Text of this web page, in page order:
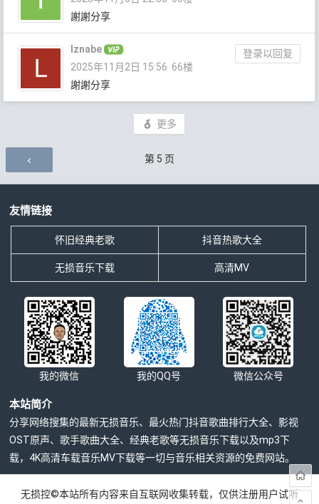
謝謝分享
lznabe
登录以回复
2025年11月2日 15:56 66楼
謝謝分享
更多
评论导航 第 5 页
友情链接
怀旧经典老歌 抖音热歌大全
无损音乐下载 高清MV
我的微信 我的QQ号 微信公众号
本站简介
分享网络搜集的最新无损音乐、最火热门抖音歌曲排行大全、影视
OST原声、歌手歌曲大全、经典老歌等无损音乐下载以及mp3下
载，4K高清车载音乐MV下载等一切与音乐相关资源的免费网站。
无损控©本站所有内容来自互联网收集转载，仅供注册用户试听